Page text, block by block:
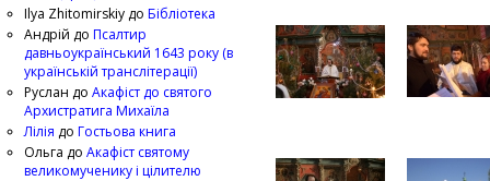
Ilya Zhitomirskiy до Бібліотека
Андрій до Псалтир
давньоукраїнський 1643 року (в
українській транслітерації)
Руслан до Акафіст до святого
Архистратига Михаїла
Лілія до Гостьова книга
Ольга до Акафіст святому
великомученику і цілителю